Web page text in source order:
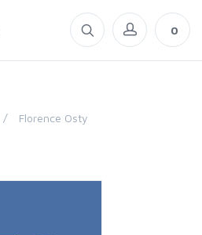
0
/ Florence Osty